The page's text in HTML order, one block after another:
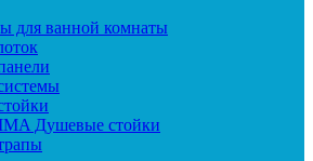
для ванной комнаты
Душевые стойки